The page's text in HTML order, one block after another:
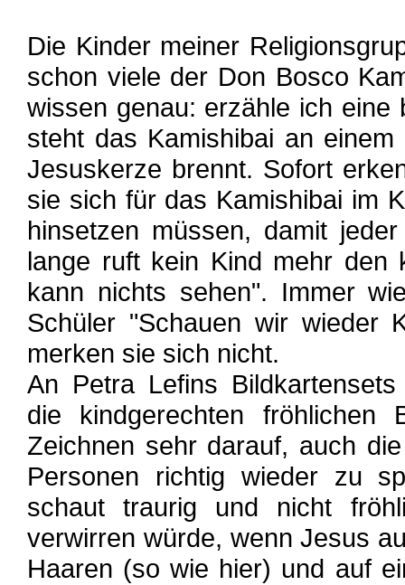
Die Kinder meiner
schon viele der Don Bosco
wissen genau: erzähle ich eine
steht das Kamishibai an
Jesuskerze brennt. Sofort
sie sich für das Kamishibai im
hinsetzen müssen, damit
lange ruft kein Kind mehr den
kann nichts sehen". Immer
Schüler "Schauen wir wieder
merken sie sich nicht.
An Petra Lefins
die kindgerechten fröhlichen
Zeichnen sehr darauf, auch
Personen richtig wieder zu
schaut traurig und nicht
verwirren würde, wenn Jesus
Haaren (so wie hier) und auf